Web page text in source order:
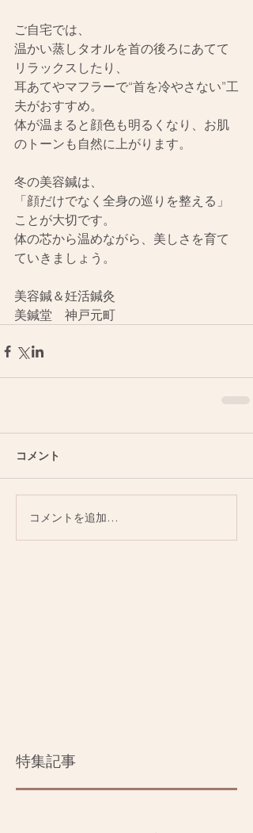
ご自宅では、
温かい蒸しタオルを首の後ろにあてて
リラックスしたり、
耳あてやマフラーで“首を冷やさない”工
夫がおすすめ。
体が温まると顔色も明るくなり、お肌
のトーンも自然に上がります。
冬の美容鍼は、
「顔だけでなく全身の巡りを整える」
ことが大切です。
体の芯から温めながら、美しさを育て
ていきましょう。
美容鍼＆妊活鍼灸
美鍼堂　神戸元町
コメント
コメントを追加…
特集記事